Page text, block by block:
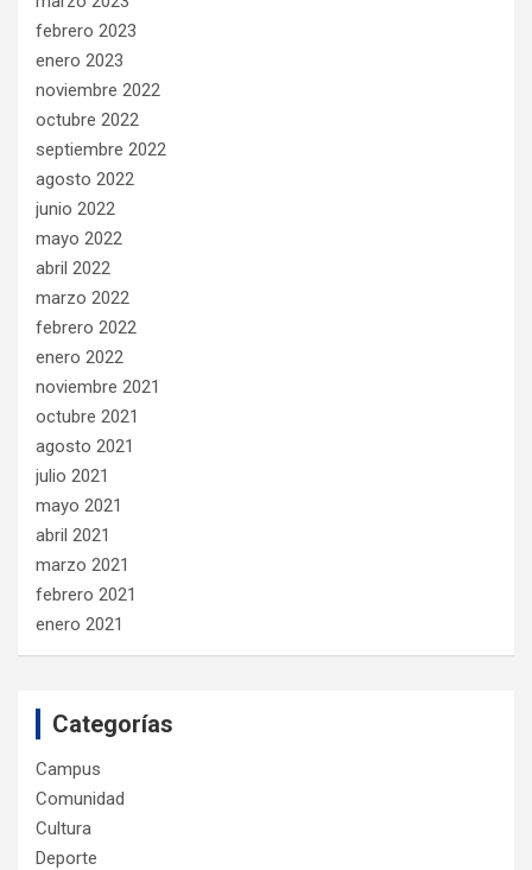
febrero 2023
enero 2023
noviembre 2022
octubre 2022
septiembre 2022
agosto 2022
junio 2022
mayo 2022
abril 2022
marzo 2022
febrero 2022
enero 2022
noviembre 2021
octubre 2021
agosto 2021
julio 2021
mayo 2021
abril 2021
marzo 2021
febrero 2021
enero 2021
Categorías
Campus
Comunidad
Cultura
Deporte